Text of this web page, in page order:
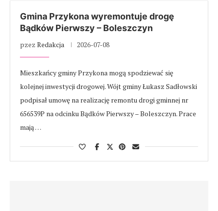
Gmina Przykona wyremontuje drogę
Bądków Pierwszy – Boleszczyn
pzez Redakcja 2026-07-08
Mieszkańcy gminy Przykona mogą spodziewać się
kolejnej inwestycji drogowej. Wójt gminy Łukasz Sadłowski
podpisał umowę na realizację remontu drogi gminnej nr
656539P na odcinku Bądków Pierwszy – Boleszczyn. Prace
mają …